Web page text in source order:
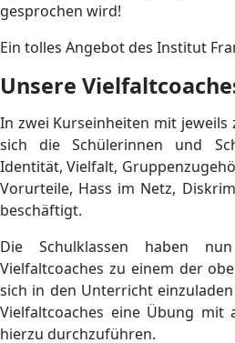
gesprochen wird!
Ein tolles Angebot des Institut
Unsere
In zwei Kurseinheiten mit jeweils
sich die Schülerinnen und
Identität, Vielfalt,
Vorurteile, Hass im Netz,
beschäftigt.
Die Schulklassen haben
Vielfaltcoaches zu einem der
sich in den Unterricht
Vielfaltcoaches eine Übung mit
hierzu durchzuführen.